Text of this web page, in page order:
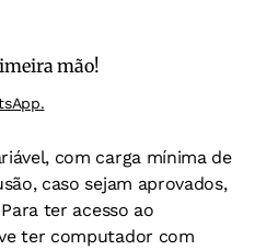
mão!
com carga mínima de
caso sejam aprovados,
ter acesso ao
ter computador com